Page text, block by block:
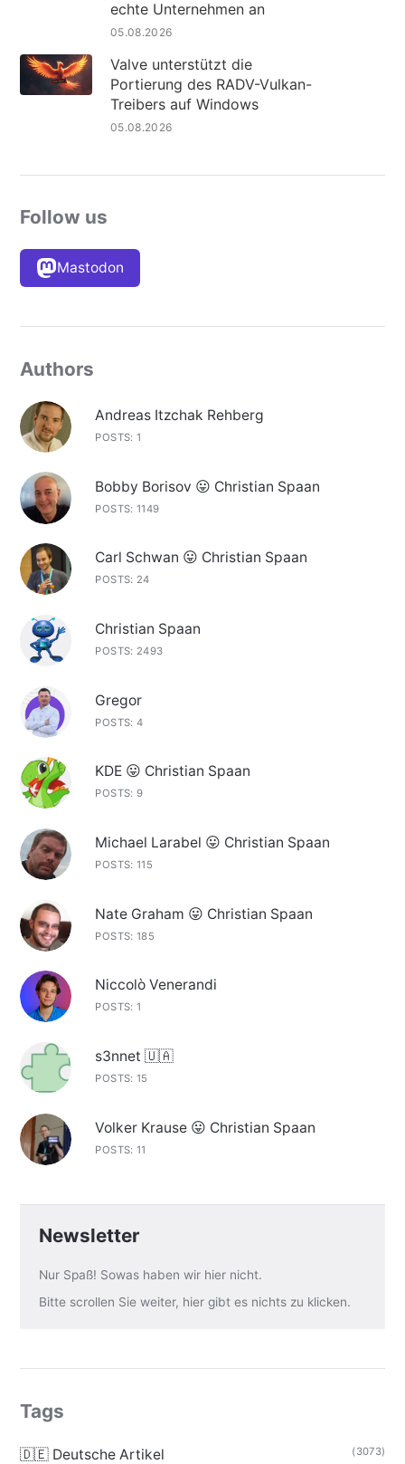
echte Unternehmen an
05.08.2026
Valve unterstützt die
Portierung des RADV-Vulkan-
Treibers auf Windows
05.08.2026
Follow us
Mastodon
Authors
Andreas Itzchak Rehberg
POSTS: 1
Bobby Borisov 😛 Christian Spaan
POSTS: 1149
Carl Schwan 😛 Christian Spaan
POSTS: 24
Christian Spaan
POSTS: 2493
Gregor
POSTS: 4
KDE 😛 Christian Spaan
POSTS: 9
Michael Larabel 😛 Christian Spaan
POSTS: 115
Nate Graham 😛 Christian Spaan
POSTS: 185
Niccolò Venerandi
POSTS: 1
s3nnet 🇺🇦
POSTS: 15
Volker Krause 😛 Christian Spaan
POSTS: 11
Newsletter
Nur Spaß! Sowas haben wir hier nicht.
Bitte scrollen Sie weiter, hier gibt es nichts zu klicken.
Tags
🇩🇪 Deutsche Artikel (3073)